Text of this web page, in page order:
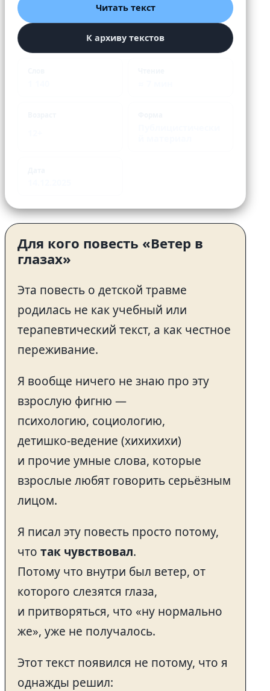
Читать текст
К архиву текстов
Для кого повесть «Ветер в
глазах»
Эта повесть о детской травме
родилась не как учебный или
терапевтический текст, а как честное
переживание.
Я вообще ничего не знаю про эту
взрослую фигню —
психологию, социологию,
детишко-ведение (хихихихи)
и прочие умные слова, которые
взрослые любят говорить серьёзным
лицом.
Я писал эту повесть просто потому,
что так чувствовал.
Потому что внутри был ветер, от
которого слезятся глаза,
и притворяться, что «ну нормально
же», уже не получалось.
Этот текст появился не потому, что я
однажды решил: